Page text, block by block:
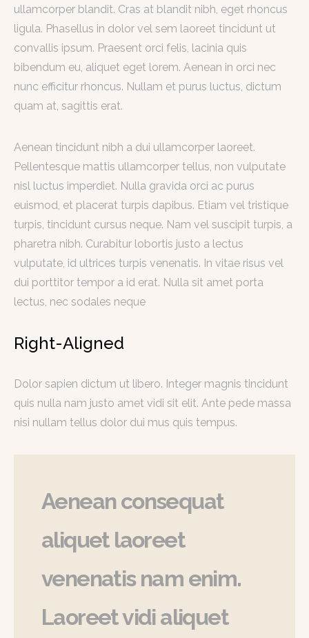
ullamcorper blandit. Cras at blandit nibh, eget rhoncus
ligula. Phasellus in dolor vel sem laoreet tincidunt ut
convallis ipsum. Praesent orci felis, lacinia quis
bibendum eu, aliquet eget lorem. Aenean in orci nec
nunc efficitur rhoncus. Nullam et purus luctus, dictum
quam at, sagittis erat.
Aenean tincidunt nibh a dui ullamcorper laoreet.
Pellentesque mattis ullamcorper tellus, non vulputate
nisl luctus imperdiet. Nulla gravida orci ac purus
euismod, et placerat turpis dapibus. Etiam vel tristique
turpis, tincidunt cursus neque. Nam vel suscipit turpis, a
pharetra nibh. Curabitur lobortis justo a lectus
vulputate, id ultrices turpis venenatis. In vitae risus vel
dui porttitor tempor a id erat. Nulla sit amet porta
lectus, nec sodales neque
Right-Aligned
Dolor sapien dictum ut libero. Integer magnis tincidunt
quis nulla nam justo amet vidi sit elit. Ante pede massa
nisi nullam tellus dolor dui mus quis tempus.
Aenean consequat
aliquet laoreet
venenatis nam enim.
Laoreet vidi aliquet